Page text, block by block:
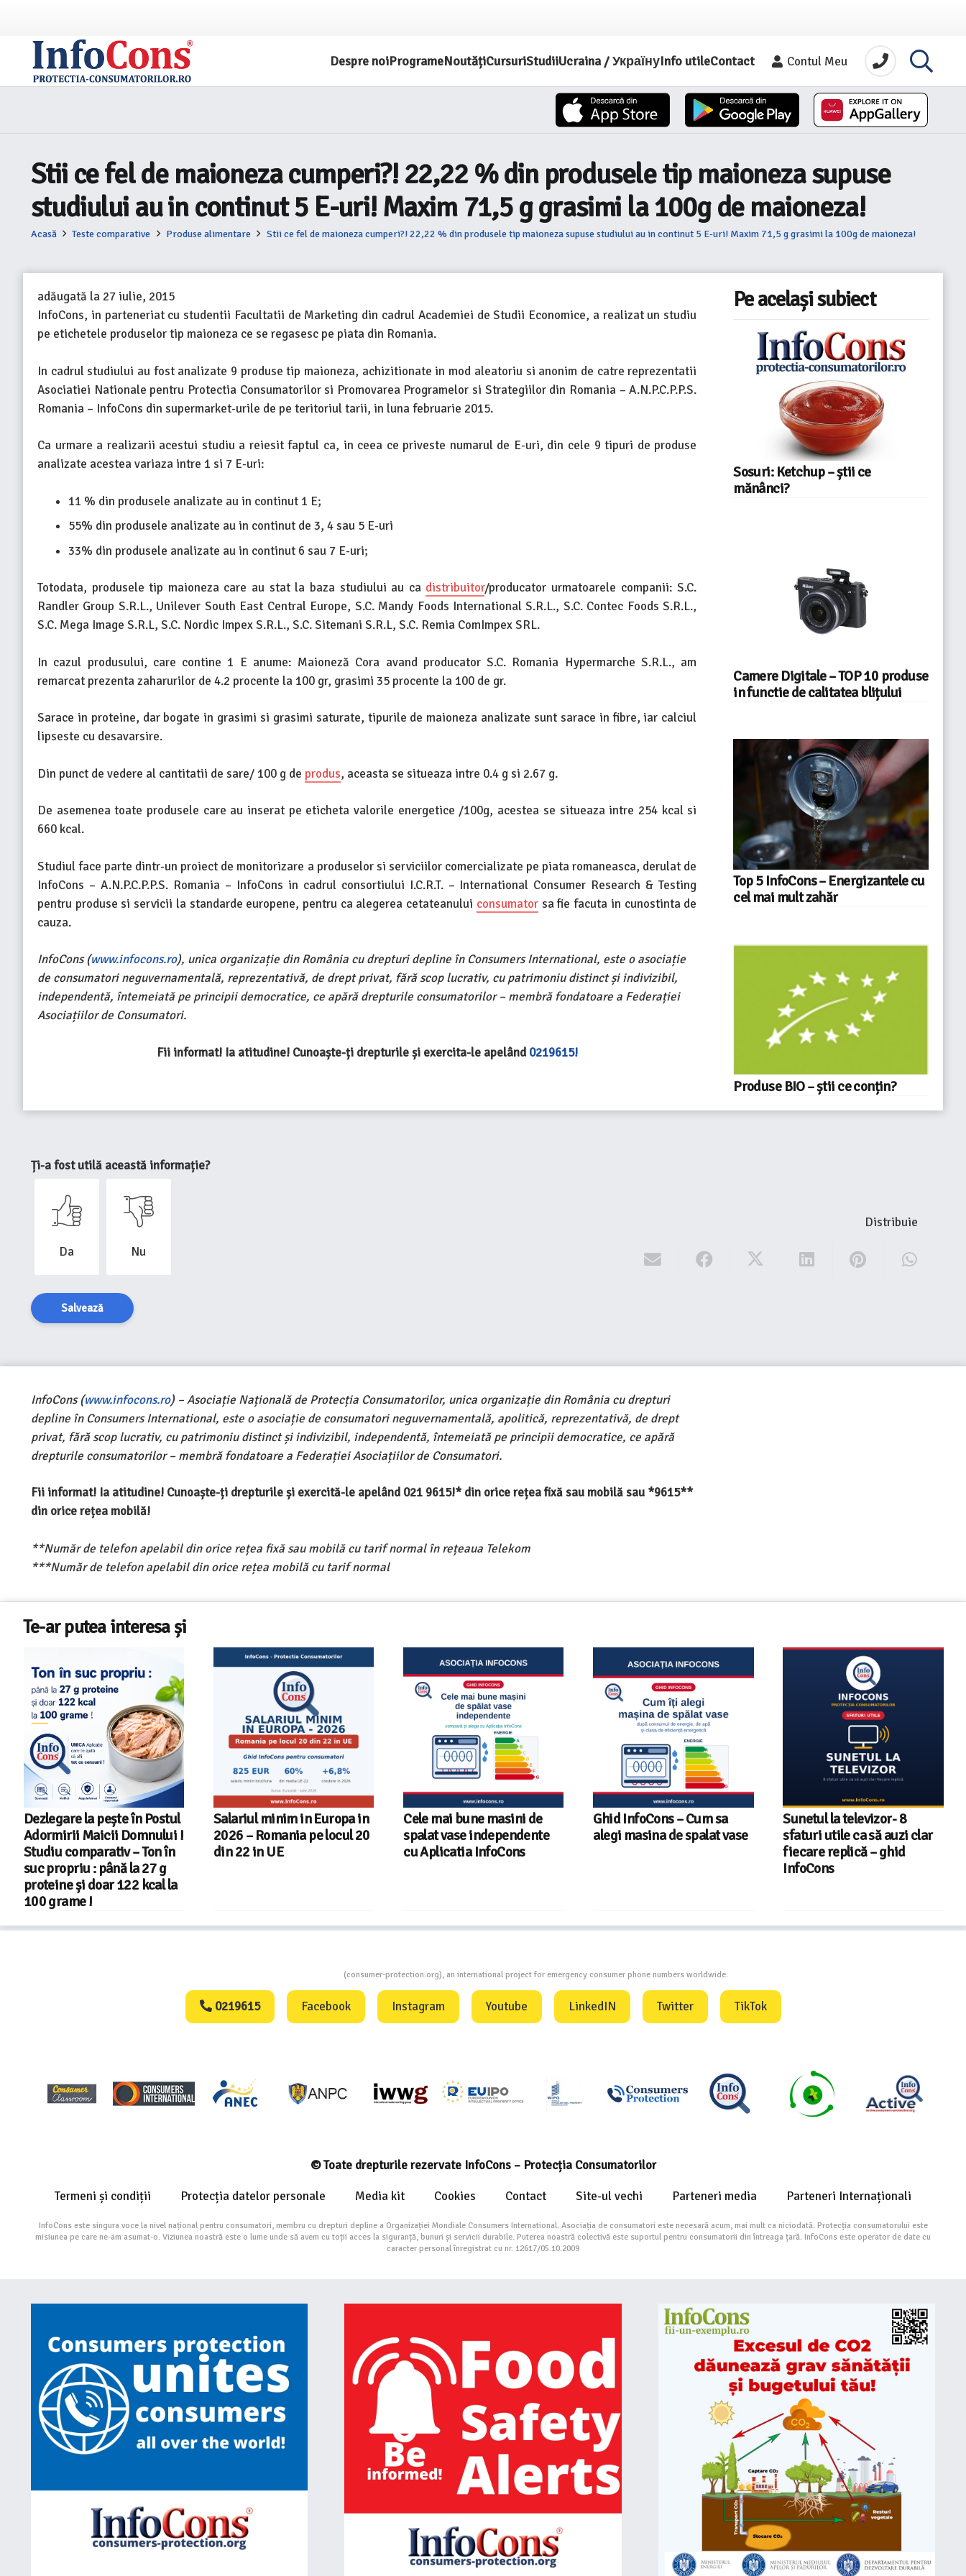
Despre noiProgrameNoutățiCursuriStudiiUcraina / УкраїнуInfo utileContact Contul Meu
Stii ce fel de maioneza cumperi?! 22,22 % din produsele tip maioneza supuse
studiului au in continut 5 E-uri! Maxim 71,5 g grasimi la 100g de maioneza!
Acasă Teste comparative Produse alimentare Stii ce fel de maioneza cumperi?! 22,22 % din produsele tip maioneza supuse studiului au in continut 5 E-uri! Maxim 71,5 g grasimi la 100g de maioneza!
adăugată la 27 iulie, 2015
InfoCons, in parteneriat cu studentii Facultatii de Marketing din cadrul Academiei de Studii Economice, a realizat un studiu
pe etichetele produselor tip maioneza ce se regasesc pe piata din Romania.
In cadrul studiului au fost analizate 9 produse tip maioneza, achizitionate in mod aleatoriu si anonim de catre reprezentatii
Asociatiei Nationale pentru Protectia Consumatorilor si Promovarea Programelor si Strategiilor din Romania – A.N.P.C.P.P.S.
Romania – InfoCons din supermarket-urile de pe teritoriul tarii, in luna februarie 2015.
Ca urmare a realizarii acestui studiu a reiesit faptul ca, in ceea ce priveste numarul de E-uri, din cele 9 tipuri de produse
analizate acestea variaza intre 1 si 7 E-uri:
11 % din produsele analizate au in continut 1 E;
55% din produsele analizate au in continut de 3, 4 sau 5 E-uri
33% din produsele analizate au in continut 6 sau 7 E-uri;
Totodata, produsele tip maioneza care au stat la baza studiului au ca distribuitor/producator urmatoarele companii: S.C.
Randler Group S.R.L., Unilever South East Central Europe, S.C. Mandy Foods International S.R.L., S.C. Contec Foods S.R.L.,
S.C. Mega Image S.R.L, S.C. Nordic Impex S.R.L., S.C. Sitemani S.R.L, S.C. Remia ComImpex SRL.
In cazul produsului, care contine 1 E anume: Maioneză Cora avand producator S.C. Romania Hypermarche S.R.L., am
remarcat prezenta zaharurilor de 4.2 procente la 100 gr, grasimi 35 procente la 100 de gr.
Sarace in proteine, dar bogate in grasimi si grasimi saturate, tipurile de maioneza analizate sunt sarace in fibre, iar calciul
lipseste cu desavarsire.
Din punct de vedere al cantitatii de sare/ 100 g de produs, aceasta se situeaza intre 0.4 g si 2.67 g.
De asemenea toate produsele care au inserat pe eticheta valorile energetice /100g, acestea se situeaza intre 254 kcal si
660 kcal.
Studiul face parte dintr-un proiect de monitorizare a produselor si serviciilor comercializate pe piata romaneasca, derulat de
InfoCons – A.N.P.C.P.P.S. Romania – InfoCons in cadrul consortiului I.C.R.T. – International Consumer Research & Testing
pentru produse si servicii la standarde europene, pentru ca alegerea cetateanului consumatorsa fie facuta in cunostinta de
cauza.
InfoCons (www.infocons.ro), unica organizație din România cu drepturi depline în Consumers International, este o asociație
de consumatori neguvernamentală, reprezentativă, de drept privat, fără scop lucrativ, cu patrimoniu distinct și indivizibil,
independentă, întemeiată pe principii democratice, ce apără drepturile consumatorilor – membră fondatoare a Federației
Asociațiilor de Consumatori.
Fii informat! Ia atitudine! Cunoaște-ți drepturile și exercita-le apelând 0219615!
Pe același subiect
Sosuri: Ketchup – știi ce
mănânci?
Camere Digitale – TOP 10 produse
in functie de calitatea blițului
Top 5 InfoCons – Energizantele cu
cel mai mult zahăr
Produse BIO – știi ce conțin?
Ți-a fost utilă această informație?
Da Nu
Salvează
Distribuie
InfoCons (www.infocons.ro) – Asociație Națională de Protecția Consumatorilor, unica organizație din România cu drepturi
depline în Consumers International, este o asociație de consumatori neguvernamentală, apolitică, reprezentativă, de drept
privat, fără scop lucrativ, cu patrimoniu distinct și indivizibil, independentă, întemeiată pe principii democratice, ce apără
drepturile consumatorilor – membră fondatoare a Federației Asociațiilor de Consumatori.
Fii informat! Ia atitudine! Cunoaște-ți drepturile și exercită-le apelând 021 9615!* din orice rețea fixă sau mobilă sau *9615**
din orice rețea mobilă!
**Număr de telefon apelabil din orice rețea fixă sau mobilă cu tarif normal în rețeaua Telekom
***Număr de telefon apelabil din orice rețea mobilă cu tarif normal
Te-ar putea interesa și
Dezlegare la pește în Postul
Adormirii Maicii Domnului !
Studiu comparativ – Ton în
suc propriu : până la 27 g
proteine și doar 122 kcal la
100 grame !
Salariul minim in Europa in
2026 – Romania pe locul 20
din 22 in UE
Cele mai bune masini de
spalat vase independente
cu Aplicatia InfoCons
Ghid InfoCons – Cum sa
alegi masina de spalat vase
Sunetul la televizor- 8
sfaturi utile ca să auzi clar
fiecare replică – ghid
InfoCons
(consumer-protection.org), an international project for emergency consumer phone numbers worldwide.
0219615 Facebook Instagram Youtube LinkedIN Twitter TikTok
© Toate drepturile rezervate InfoCons – Protecția Consumatorilor
Termeni și condiții Protecția datelor personale Media kit Cookies Contact Site-ul vechi Parteneri media Parteneri Internaționali
InfoCons este singura voce la nivel național pentru consumatori, membru cu drepturi depline a Organizației Mondiale Consumers International. Asociația de consumatori este necesară acum, mai mult ca niciodată. Protecția consumatorului este
misiunea pe care ne-am asumat-o. Viziunea noastră este o lume unde să avem cu toții acces la siguranță, bunuri și servicii durabile. Puterea noastră colectivă este suportul pentru consumatorii din întreaga țară. InfoCons este operator de date cu
caracter personal înregistrat cu nr. 12617/05.10.2009